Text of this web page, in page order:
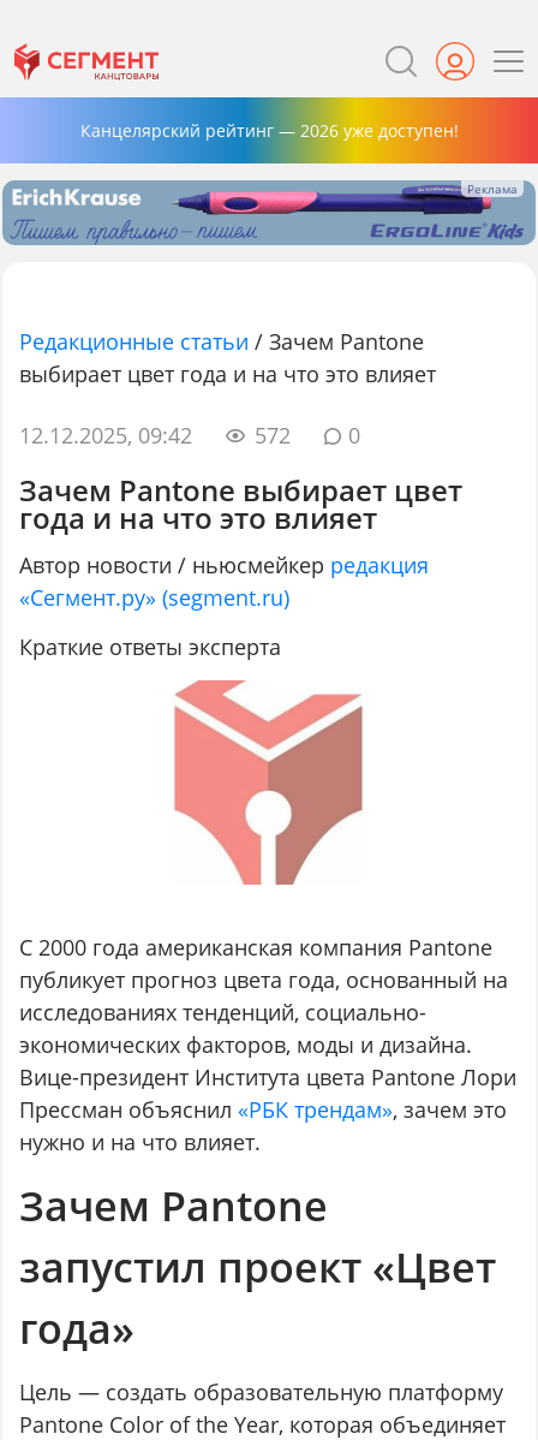
Канцелярский рейтинг — 2026 уже доступен!
Редакционные статьи / Зачем Pantone
выбирает цвет года и на что это влияет
12.12.2025, 09:42 572 0
Зачем Pantone выбирает цвет
года и на что это влияет
Автор новости / ньюсмейкер редакция
«Сегмент.ру» (segment.ru)
Краткие ответы эксперта
С 2000 года американская компания Pantone
публикует прогноз цвета года, основанный на
исследованиях тенденций, социально-
экономических факторов, моды и дизайна.
Вице-президент Института цвета Pantone Лори
Прессман объяснил«РБК трендам», зачем это
нужно и на что влияет.
Зачем Pantone
запустил проект «Цвет
года»
Цель — создать образовательную платформу
Pantone Color of the Year, которая объединяет